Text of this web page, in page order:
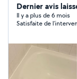
Réfection de joint étanchéité sdb et cuisine Avec
flexibilité, je
ce soit pour un
rapidement tout
de
Dernier avis
Il y a plus de 6 mois
Satisfaite de